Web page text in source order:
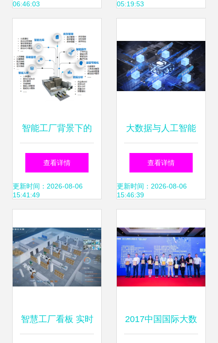
900亿美元，大数
据服务成核心驱动
06:46:03
05:19:53
智能工厂背景下的
大数据服务 驱动制
造业数字化转型的
查看详情
更新时间：2026-08-06
15:41:49
大数据与人工智能
千万家企业首选定
制化限时速运服务
查看详情
更新时间：2026-08-06
15:46:39
智慧工厂看板 实时 2017中国国际大数